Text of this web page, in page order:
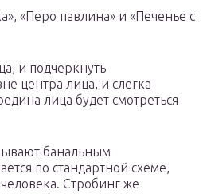
«Перо павлина» и «Печенье с
и подчеркнуть
центра лица, и слегка
лица будет смотреться
банальным
по стандартной схеме,
Стробинг же